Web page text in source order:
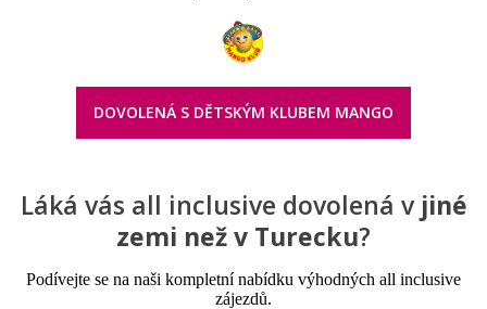
DOVOLENÁ S DĚTSKÝM KLUBEM MANGO
Láká vás all inclusive dovolená vjiné
zemi než v Turecku?
Podívejte se na naši kompletní nabídku výhodných all inclusive
zájezdů.